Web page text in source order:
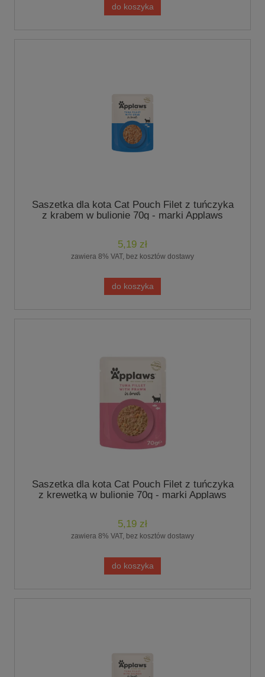
do koszyka
Saszetka dla kota Cat Pouch Filet z tuńczyka
z krabem w bulionie 70g - marki Applaws
5,19 zł
zawiera 8% VAT, bez kosztów dostawy
do koszyka
Saszetka dla kota Cat Pouch Filet z tuńczyka
z krewetką w bulionie 70g - marki Applaws
5,19 zł
zawiera 8% VAT, bez kosztów dostawy
do koszyka